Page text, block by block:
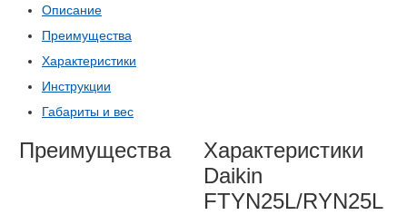
Описание
Преимущества
Характеристики
Инструкции
Габариты и вес
Преимущества
Характеристики
Daikin
FTYN25L/RYN25L